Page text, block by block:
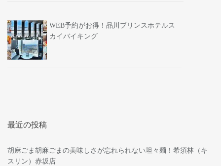
WEB予約がお得！品川プリンスホテルス
カイバイキング
最近の投稿
胡麻ごま胡麻ごまの美味しさが忘れられない坦々麺！希須林（キ
スリン）赤坂店